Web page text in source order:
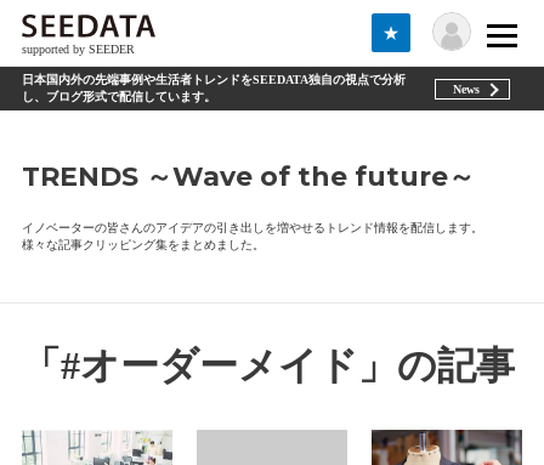
supported by SEEDER
★
日本国内外の先端事例や生活者トレンドをSEEDATA独自の視点で分析
し、ブログ形式で配信しています。
News
TRENDS ～Wave of the future～
イノベーターの皆さんのアイデアの引き出しを増やせるトレンド情報を配信します。
様々な記事クリッピング集をまとめました。
「#オーダーメイド」の記事